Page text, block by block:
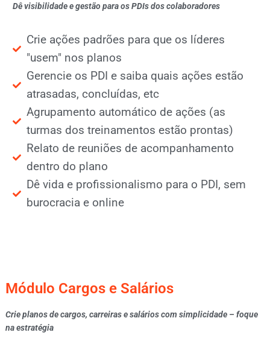
Dê visibilidade e gestão para os PDIs dos colaboradores
Crie ações padrões para que os líderes
"usem" nos planos
Gerencie os PDI e saiba quais ações estão
atrasadas, concluídas, etc
Agrupamento automático de ações (as
turmas dos treinamentos estão prontas)
Relato de reuniões de acompanhamento
dentro do plano
Dê vida e profissionalismo para o PDI, sem
burocracia e online
Módulo Cargos e Salários
Crie planos de cargos, carreiras e salários com simplicidade – foque
na estratégia